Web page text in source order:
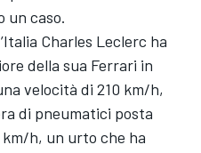
un caso.
Charles Leclerc ha
della sua Ferrari in
velocità di 210 km/h,
di pneumatici posta
km/h, un urto che ha